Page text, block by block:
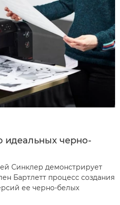
идеальных черно-
Синклер демонстрирует
Бартлетт процесс создания
ее черно-белых